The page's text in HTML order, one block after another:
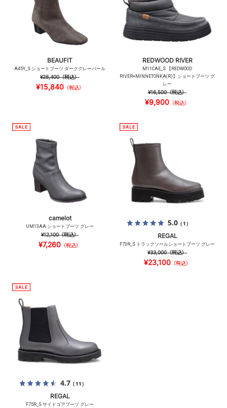
BEAUFIT
A45Y_S ショートブーツ ダークグレーパール
¥26,400（税込）
¥15,840（税込）
REDWOOD RIVER
M11CAE_S 【REDWOOD
RIVER×MINNETONKA(R)】ショートブーツ グ
レー
¥16,500（税込）
¥9,900 （税込）
camelot
UM13AA ショートブーツ グレー
¥12,100（税込）
¥7,260 （税込）
5.0（1）
REGAL
F73R_S トラックソールショートブーツ グレー
¥33,000（税込）
¥23,100（税込）
4.7（11）
REGAL
F75R_S サイドゴアブーツ グレー